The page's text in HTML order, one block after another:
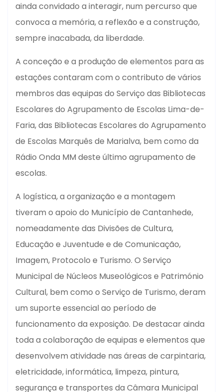
ainda convidado a interagir, num percurso que
convoca a memória, a reflexão e a construção,
sempre inacabada, da liberdade.
A conceção e a produção de elementos para as
estações contaram com o contributo de vários
membros das equipas do Serviço das Bibliotecas
Escolares do Agrupamento de Escolas Lima-de-
Faria, das Bibliotecas Escolares do Agrupamento
de Escolas Marquês de Marialva, bem como da
Rádio Onda MM deste último agrupamento de
escolas.
A logística, a organização e a montagem
tiveram o apoio do Município de Cantanhede,
nomeadamente das Divisões de Cultura,
Educação e Juventude e de Comunicação,
Imagem, Protocolo e Turismo. O Serviço
Municipal de Núcleos Museológicos e Património
Cultural, bem como o Serviço de Turismo, deram
um suporte essencial ao período de
funcionamento da exposição. De destacar ainda
toda a colaboração de equipas e elementos que
desenvolvem atividade nas áreas de carpintaria,
eletricidade, informática, limpeza, pintura,
segurança e transportes da Câmara Municipal